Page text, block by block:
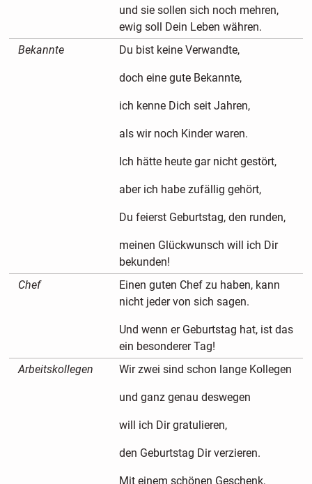
und sie sollen sich noch mehren,
ewig soll Dein Leben währen.
Bekannte
Du bist keine Verwandte,
doch eine gute Bekannte,
ich kenne Dich seit Jahren,
als wir noch Kinder waren.
Ich hätte heute gar nicht gestört,
aber ich habe zufällig gehört,
Du feierst Geburtstag, den runden,
meinen Glückwunsch will ich Dir
bekunden!
Chef
Einen guten Chef zu haben, kann
nicht jeder von sich sagen.
Und wenn er Geburtstag hat, ist das
ein besonderer Tag!
Arbeitskollegen
Wir zwei sind schon lange Kollegen
und ganz genau deswegen
will ich Dir gratulieren,
den Geburtstag Dir verzieren.
Mit einem schönen Geschenk,